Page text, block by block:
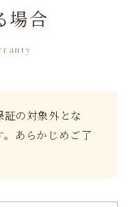
場合
の対象外とな
あらかじめご了